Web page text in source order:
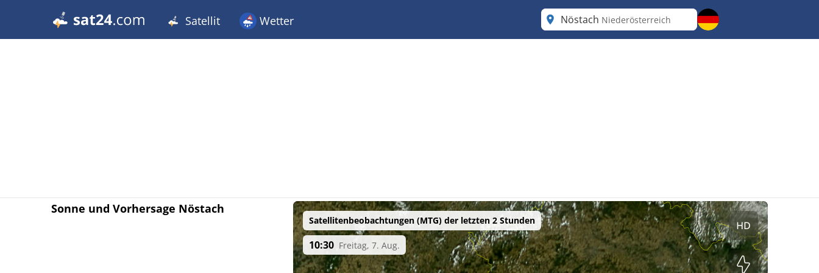
Satellit Wetter Nöstach Niederösterreich
Sonne und Vorhersage Nöstach
Satellitenbeobachtungen (MTG) der letzten 2 Stunden
10:30 Freitag, 7. Aug.